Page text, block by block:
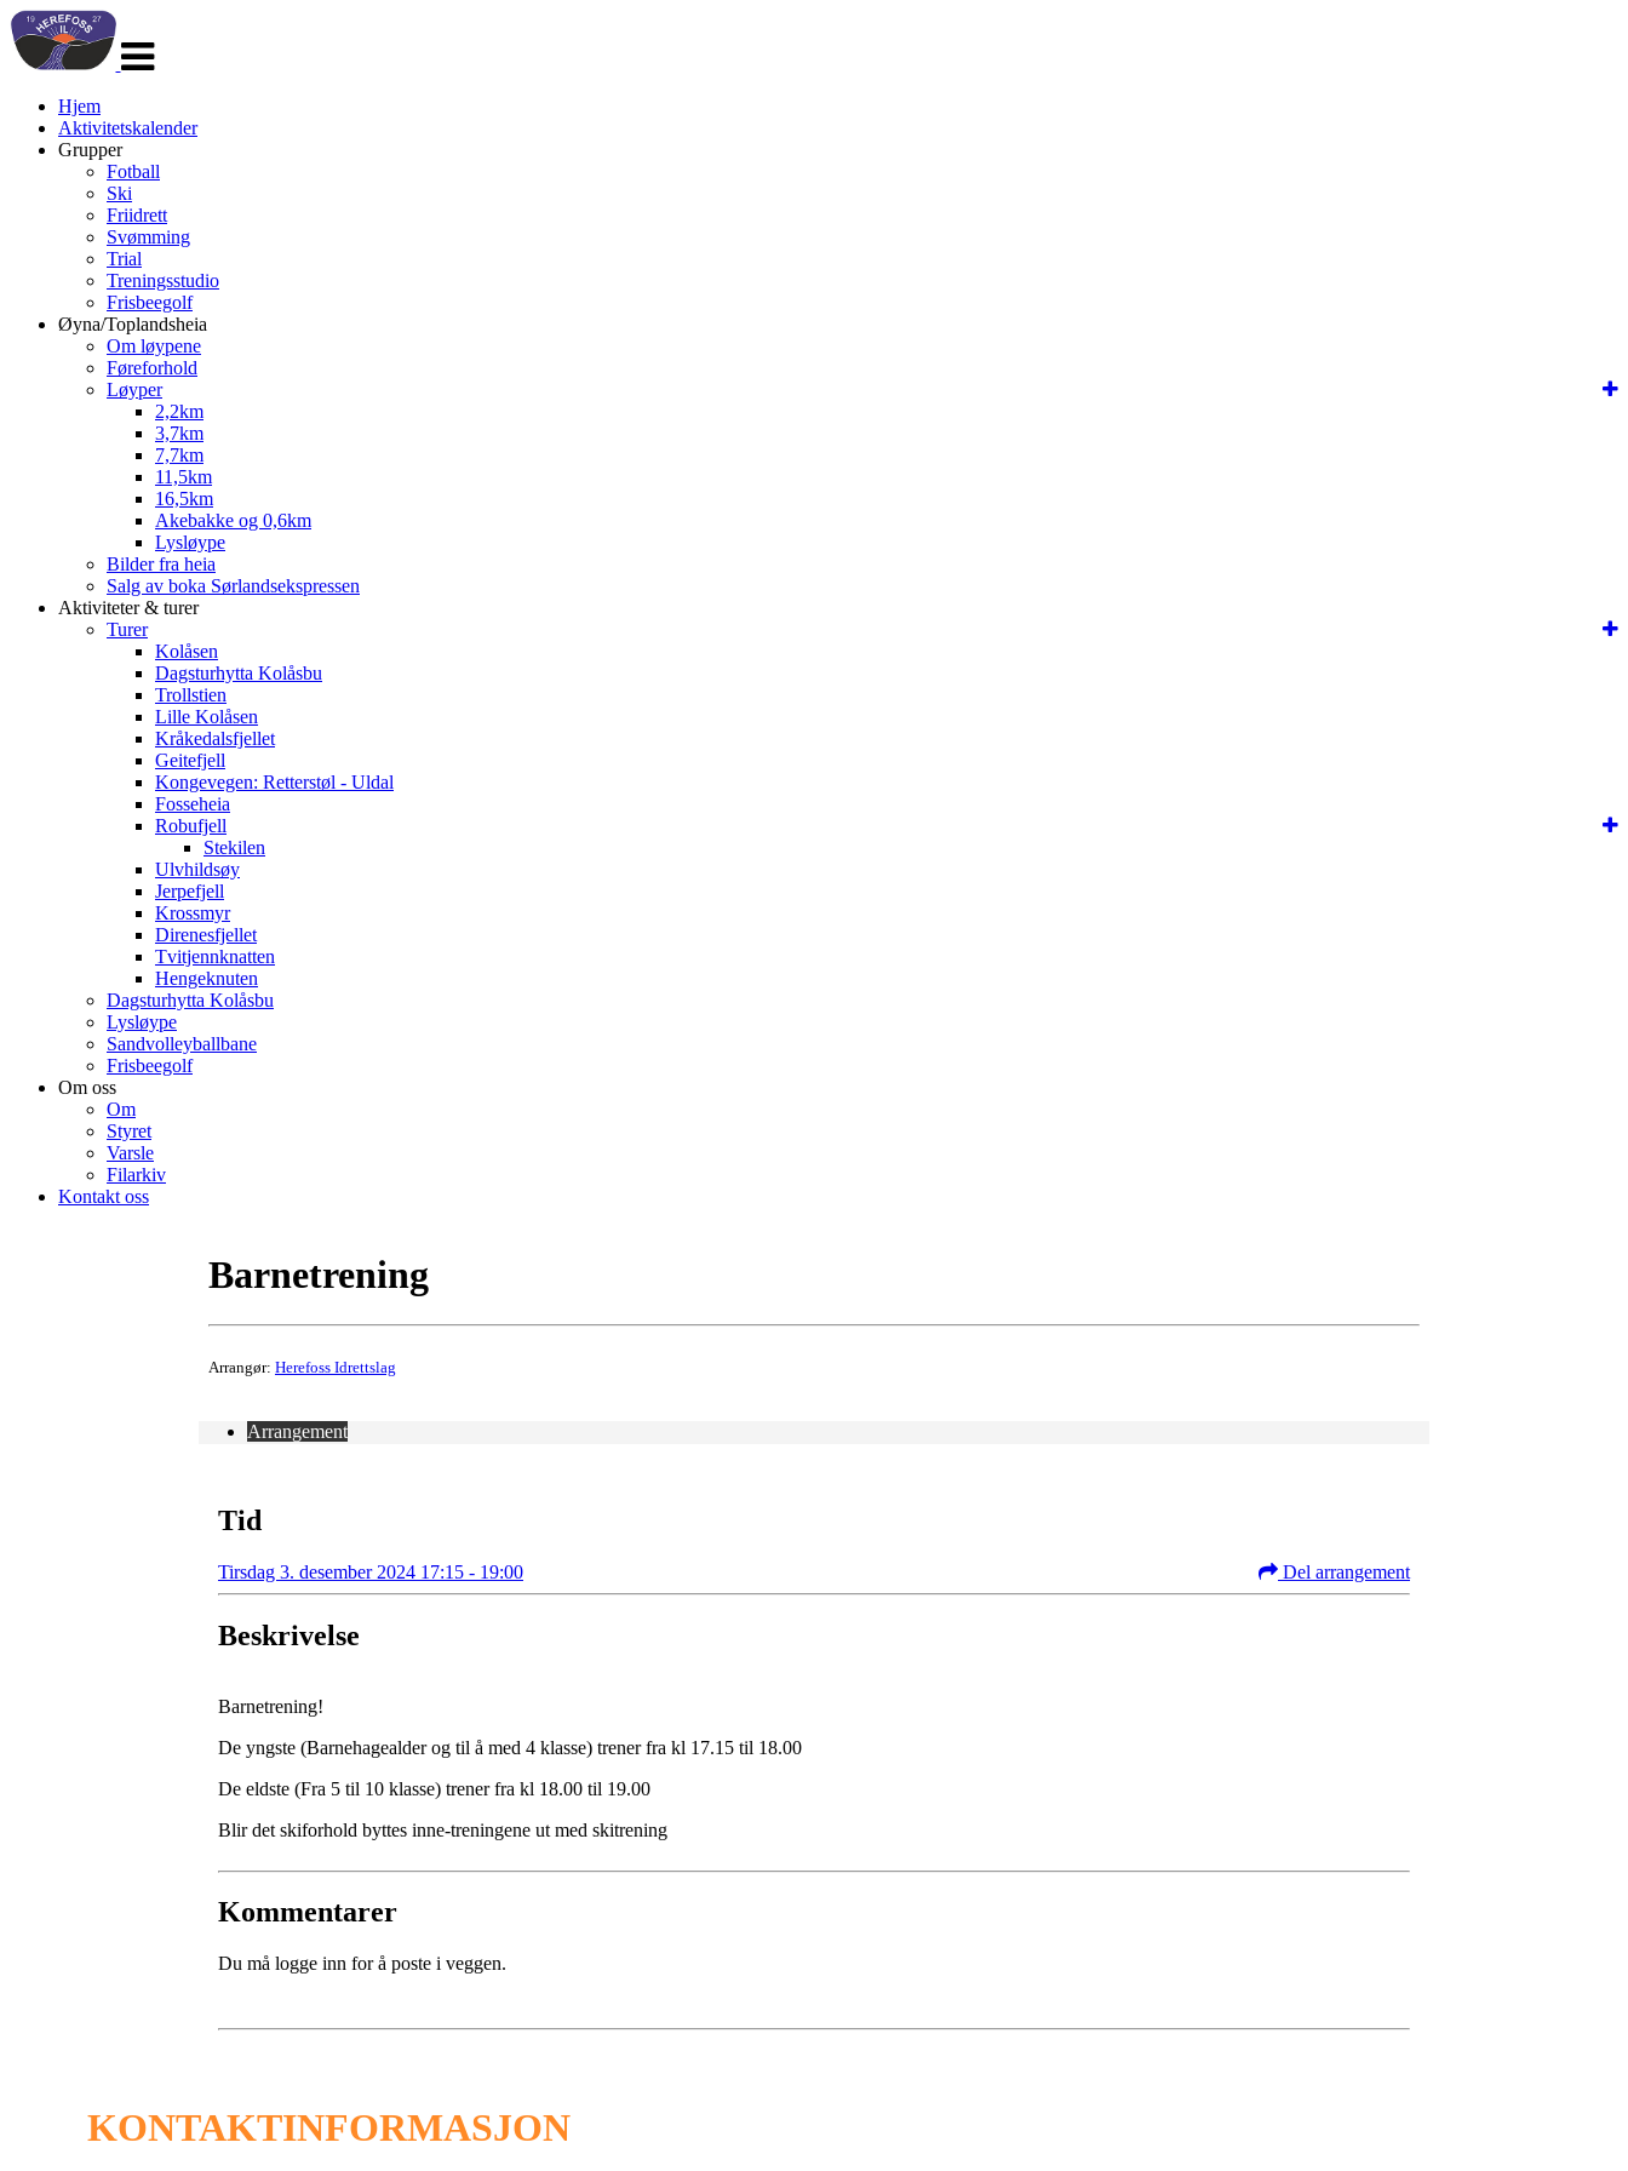
navigasjon
Hjem
Aktivitetskalender
Grupper
Fotball
Ski
Friidrett
Svømming
Trial
Treningsstudio
Frisbeegolf
Øyna/Toplandsheia
Om løypene
Føreforhold
Løyper
2,2km
3,7km
7,7km
11,5km
16,5km
Akebakke og 0,6km
Lysløype
Bilder fra heia
Salg av boka Sørlandsekspressen
Aktiviteter & turer
Turer
Kolåsen
Dagsturhytta Kolåsbu
Trollstien
Lille Kolåsen
Kråkedalsfjellet
Geitefjell
Kongevegen: Retterstøl - Uldal
Fosseheia
Robufjell
Stekilen
Ulvhildsøy
Jerpefjell
Krossmyr
Direnesfjellet
Tvitjennknatten
Hengeknuten
Dagsturhytta Kolåsbu
Lysløype
Sandvolleyballbane
Frisbeegolf
Om oss
Om
Styret
Varsle
Filarkiv
Kontakt oss
Barnetrening
Arrangør: Herefoss Idrettslag
Arrangement
Tid
Tirsdag 3. desember 2024 17:15 - 19:00 Del arrangement
Beskrivelse
Barnetrening!
De yngste (Barnehagealder og til å med 4 klasse) trener fra kl 17.15 til 18.00
De eldste (Fra 5 til 10 klasse) trener fra kl 18.00 til 19.00
Blir det skiforhold byttes inne-treningene ut med skitrening
Kommentarer
Du må logge inn for å poste i veggen.
KONTAKTINFORMASJON